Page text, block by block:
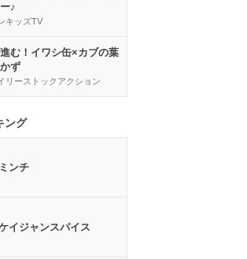
♪
キッズTV
む！イワシ缶×カブの葉
ず
リーストックアクション
ング
ミンチ
イジャンスパイス